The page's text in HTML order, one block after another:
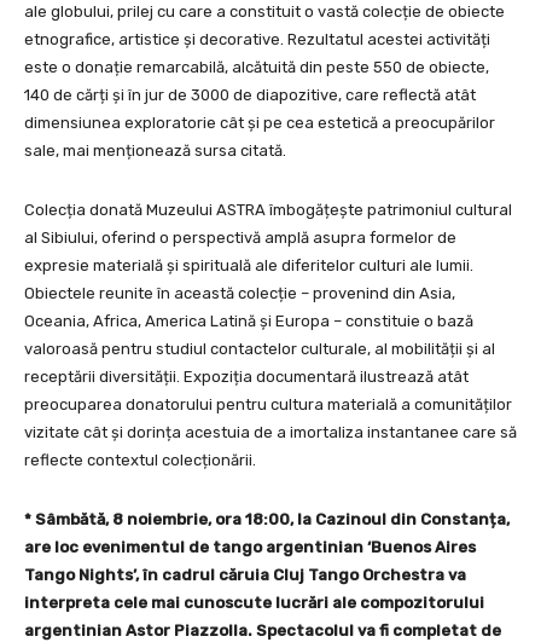
ale globului, prilej cu care a constituit o vastă colecție de obiecte
etnografice, artistice și decorative. Rezultatul acestei activități
este o donație remarcabilă, alcătuită din peste 550 de obiecte,
140 de cărți și în jur de 3000 de diapozitive, care reflectă atât
dimensiunea exploratorie cât și pe cea estetică a preocupărilor
sale, mai menționează sursa citată.
Colecția donată Muzeului ASTRA îmbogățește patrimoniul cultural
al Sibiului, oferind o perspectivă amplă asupra formelor de
expresie materială și spirituală ale diferitelor culturi ale lumii.
Obiectele reunite în această colecție – provenind din Asia,
Oceania, Africa, America Latină și Europa – constituie o bază
valoroasă pentru studiul contactelor culturale, al mobilității și al
receptării diversității. Expoziția documentară ilustrează atât
preocuparea donatorului pentru cultura materială a comunităților
vizitate cât și dorința acestuia de a imortaliza instantanee care să
reflecte contextul colecționării.
* Sâmbătă, 8 noiembrie, ora 18:00, la Cazinoul din Constanța,
are loc evenimentul de tango argentinian ‘Buenos Aires
Tango Nights’, în cadrul căruia Cluj Tango Orchestra va
interpreta cele mai cunoscute lucrări ale compozitorului
argentinian Astor Piazzolla. Spectacolul va fi completat de